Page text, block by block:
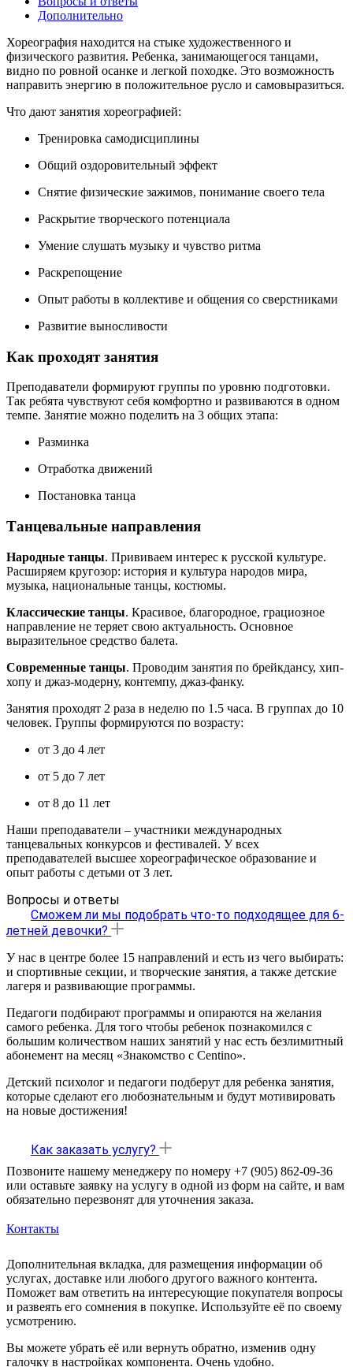
Дополнительно
Хореография находится на стыке художественного и
физического развития. Ребенка, занимающегося танцами,
видно по ровной осанке и легкой походке. Это возможность
направить энергию в положительное русло и самовыразиться.
Что дают занятия хореографией:
Тренировка самодисциплины
Общий оздоровительный эффект
Снятие физические зажимов, понимание своего тела
Раскрытие творческого потенциала
Умение слушать музыку и чувство ритма
Раскрепощение
Опыт работы в коллективе и общения со сверстниками
Развитие выносливости
Как проходят занятия
Преподаватели формируют группы по уровню подготовки.
Так ребята чувствуют себя комфортно и развиваются в одном
темпе. Занятие можно поделить на 3 общих этапа:
Разминка
Отработка движений
Постановка танца
Танцевальные направления
Народные танцы. Прививаем интерес к русской культуре.
Расширяем кругозор: история и культура народов мира,
музыка, национальные танцы, костюмы.
Классические танцы. Красивое, благородное, грациозное
направление не теряет свою актуальность. Основное
выразительное средство балета.
Современные танцы. Проводим занятия по брейкдансу, хип-
хопу и джаз-модерну, контемпу, джаз-фанку.
Занятия проходят 2 раза в неделю по 1.5 часа. В группах до 10
человек. Группы формируются по возрасту:
от 3 до 4 лет
от 5 до 7 лет
от 8 до 11 лет
Наши преподаватели – участники международных
танцевальных конкурсов и фестивалей. У всех
преподавателей высшее хореографическое образование и
опыт работы с детьми от 3 лет.
Вопросы и ответы
Сможем ли мы подобрать что-то подходящее для 6-
летней девочки?
У нас в центре более 15 направлений и есть из чего выбирать:
и спортивные секции, и творческие занятия, а также детские
лагеря и развивающие программы.
Педагоги подбирают программы и опираются на желания
самого ребенка. Для того чтобы ребенок познакомился с
большим количеством наших занятий у нас есть безлимитный
абонемент на месяц «Знакомство с Centino».
Детский психолог и педагоги подберут для ребенка занятия,
которые сделают его любознательным и будут мотивировать
на новые достижения!
Как заказать услугу?
Позвоните нашему менеджеру по номеру +7 (905) 862-09-36
или оставьте заявку на услугу в одной из форм на сайте, и вам
обязательно перезвонят для уточнения заказа.
Контакты
Дополнительная вкладка, для размещения информации об
услугах, доставке или любого другого важного контента.
Поможет вам ответить на интересующие покупателя вопросы
и развеять его сомнения в покупке. Используйте её по своему
усмотрению.
Вы можете убрать её или вернуть обратно, изменив одну
галочку в настройках компонента. Очень удобно.